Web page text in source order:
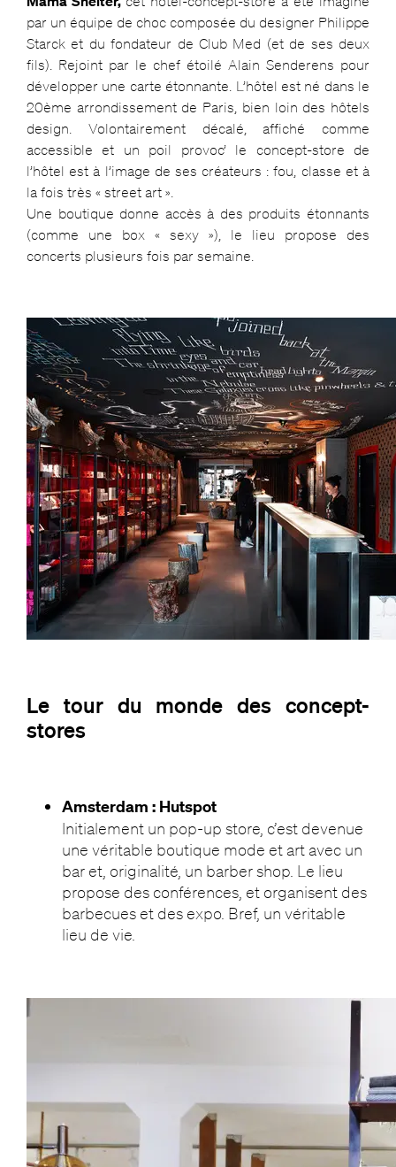
par un équipe de choc composée du designer Philippe
Starck et du fondateur de Club Med (et de ses deux
fils). Rejoint par le chef étoilé Alain Senderens pour
développer une carte étonnante. L’hôtel est né dans le
20ème arrondissement de Paris, bien loin des hôtels
design. Volontairement décalé, affiché comme
accessible et un poil provoc’ le concept-store de
l’hôtel est à l’image de ses créateurs : fou, classe et à
la fois très « street art ».
Une boutique donne accès à des produits étonnants
(comme une box « sexy »), le lieu propose des
concerts plusieurs fois par semaine.
Le tour du monde des concept-
stores
Amsterdam : Hutspot
Initialement un pop-up store, c’est devenue
une véritable boutique mode et art avec un
bar et, originalité, un barber shop. Le lieu
propose des conférences, et organisent des
barbecues et des expo. Bref, un véritable
lieu de vie.